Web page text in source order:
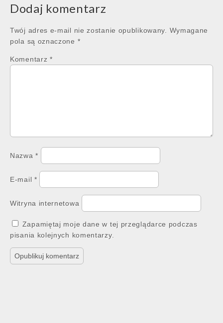
Dodaj komentarz
Twój adres e-mail nie zostanie opublikowany.
Wymagane
pola są oznaczone *
Komentarz *
Nazwa*
E-mail *
Witryna internetowa
Zapamiętaj moje dane w tej przeglądarce podczas
pisania kolejnych komentarzy.